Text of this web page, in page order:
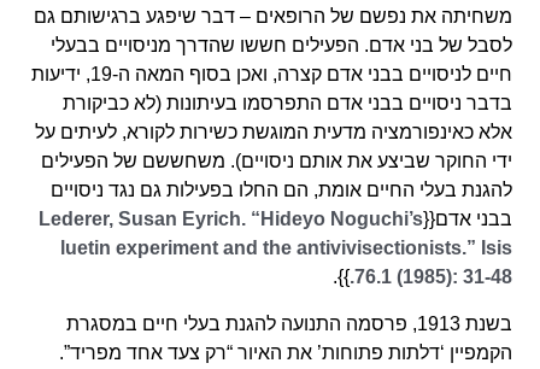
משחיתה את נפשם של הרופאים – דבר שיפגע ברגישותם גם
לסבל של בני אדם. הפעילים חששו שהדרך מניסויים בבעלי
חיים לניסויים בבני אדם קצרה, ואכן בסוף המאה ה-19, ידיעות
בדבר ניסויים בבני אדם התפרסמו בעיתונות (לא כביקורת
אלא כאינפורמציה מדעית המוגשת כשירות לקורא, לעיתים על
ידי החוקר שביצע את אותם ניסויים). משחששם של הפעילים
להגנת בעלי החיים אומת, הם החלו בפעילות גם נגד ניסויים
בבני אדם{{Lederer, Susan Eyrich. “Hideyo Noguchi’s
luetin experiment and the antivivisectionists.” Isis
76.1 (1985): 31-48.
}}.
בשנת 1913, פרסמה התנועה להגנת בעלי חיים במסגרת
הקמפיין ‘דלתות פתוחות’ את האיור “רק צעד אחד מפריד”.